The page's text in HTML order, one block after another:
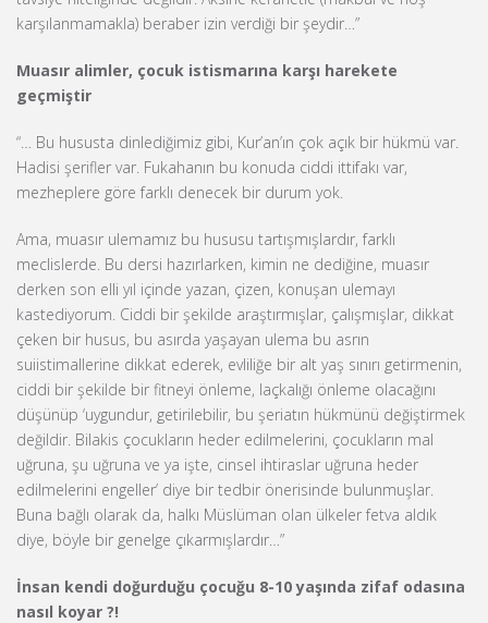
karşılanmamakla) beraber izin verdiği bir şeydir…”
Muasır alimler, çocuk istismarına karşı harekete
geçmiştir
“… Bu hususta dinlediğimiz gibi, Kur’an’ın çok açık bir hükmü var.
Hadisi şerifler var. Fukahanın bu konuda ciddi ittifakı var,
mezheplere göre farklı denecek bir durum yok.
Ama, muasır ulemamız bu hususu tartışmışlardır, farklı
meclislerde. Bu dersi hazırlarken, kimin ne dediğine, muasır
derken son elli yıl içinde yazan, çizen, konuşan ulemayı
kastediyorum. Ciddi bir şekilde araştırmışlar, çalışmışlar, dikkat
çeken bir husus, bu asırda yaşayan ulema bu asrın
suiistimallerine dikkat ederek, evliliğe bir alt yaş sınırı getirmenin,
ciddi bir şekilde bir fitneyi önleme, laçkalığı önleme olacağını
düşünüp ‘uygundur, getirilebilir, bu şeriatın hükmünü değiştirmek
değildir. Bilakis çocukların heder edilmelerini, çocukların mal
uğruna, şu uğruna ve ya işte, cinsel ihtiraslar uğruna heder
edilmelerini engeller’ diye bir tedbir önerisinde bulunmuşlar.
Buna bağlı olarak da, halkı Müslüman olan ülkeler fetva aldık
diye, böyle bir genelge çıkarmışlardır…”
İnsan kendi doğurduğu çocuğu 8-10 yaşında zifaf odasına
nasıl koyar ?!